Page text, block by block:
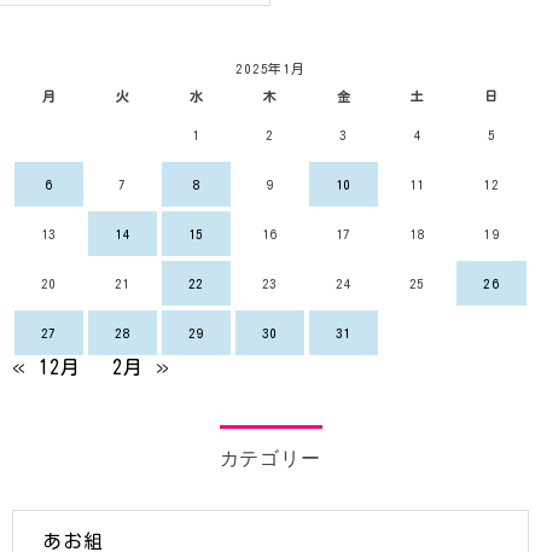
2025年1月
月 火 水 木 金 土 日
1 2 3 4 5
6 7 8 9 10 11 12
13 14 15 16 17 18 19
20 21 22 23 24 25 26
27 28 29 30 31
« 12月 2月 »
カテゴリー
あお組